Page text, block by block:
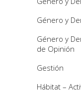
Género y
Género y
de Opinión
Gestión
Hábitat –